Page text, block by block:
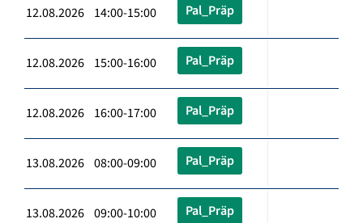
12.08.2026 14:00-15:00 Pal_Präp
12.08.2026 15:00-16:00 Pal_Präp
12.08.2026 16:00-17:00 Pal_Präp
13.08.2026 08:00-09:00 Pal_Präp
13.08.2026 09:00-10:00 Pal_Präp